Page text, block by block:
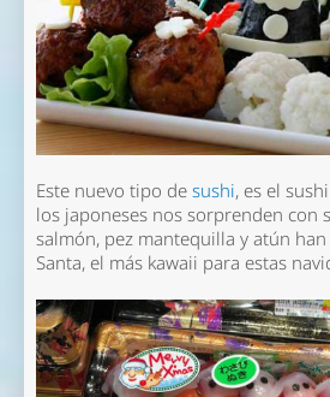
Este nuevo tipo desushi, es el
los japoneses nos sorprenden con
salmón, pez mantequilla y atún
Santa, el más kawaii para estas